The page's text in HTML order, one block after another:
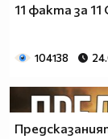
11 факта за
104138